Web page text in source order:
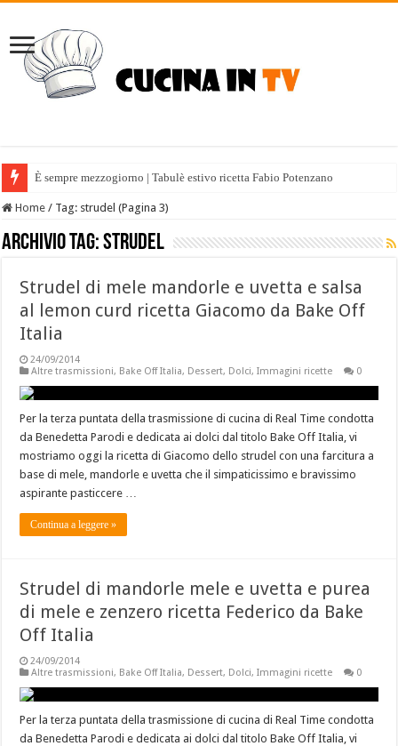
È sempre mezzogiorno | Tabulè estivo ricetta Fabio Potenzano
Home / Tag: strudel (Pagina 3)
Archivio tag:strudel
Strudel di mele mandorle e uvetta e salsa
al lemon curd ricetta Giacomo da Bake Off
Italia
24/09/2014
Altre trasmissioni, Bake Off Italia, Dessert, Dolci,Immagini ricette 0
Per la terza puntata della trasmissione di cucina di Real Time condotta
da Benedetta Parodi e dedicata ai dolci dal titolo Bake Off Italia, vi
mostriamo oggi la ricetta di Giacomo dello strudel con una farcitura a
base di mele, mandorle e uvetta che il simpaticissimo e bravissimo
aspirante pasticcere …
Continua a leggere »
Strudel di mandorle mele e uvetta e purea
di mele e zenzero ricetta Federico da Bake
Off Italia
24/09/2014
Altre trasmissioni, Bake Off Italia, Dessert, Dolci,Immagini ricette 0
Per la terza puntata della trasmissione di cucina di Real Time condotta
da Benedetta Parodi e dedicata ai dolci dal titolo Bake Off Italia, vi